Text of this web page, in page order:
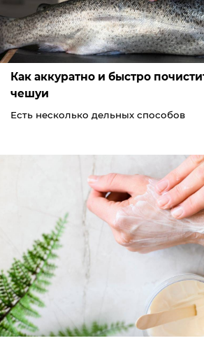
Как аккуратно и быстро
чешуи
Есть несколько дельных способов